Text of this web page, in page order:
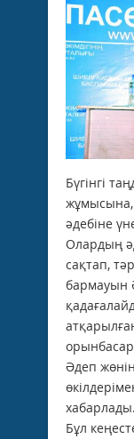
Бүгінгі
жұмысына,
әдебіне
Олардың
сақтап,
бармауын
Әдеп
хабарлады.
Бұл